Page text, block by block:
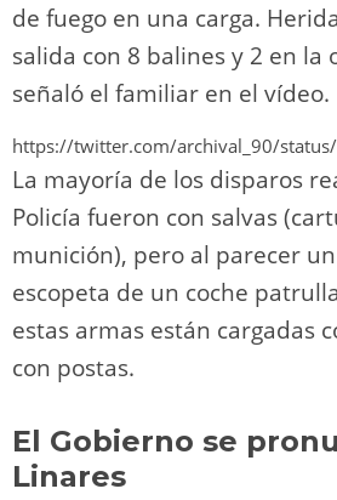
de fuego en una carga.
salida con 8 balines y 2 en la
señaló el familiar en el vídeo.
https://twitter.com/archival_90/
La mayoría de los disparos
Policía fueron con salvas
munición), pero al parecer
escopeta de un coche
estas armas están cargadas
con postas.
El Gobierno se
Linares